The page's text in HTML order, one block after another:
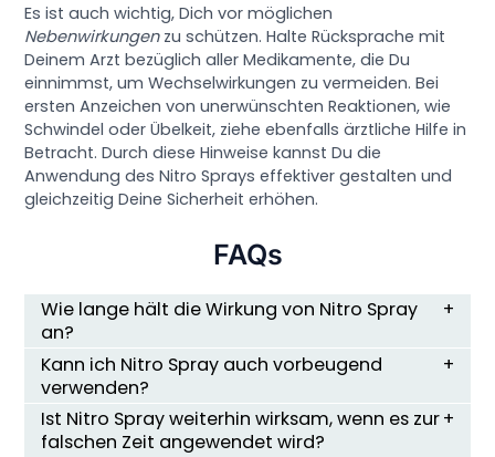
Es ist auch wichtig, Dich vor möglichen
Nebenwirkungenzu schützen. Halte Rücksprache mit
Deinem Arzt bezüglich aller Medikamente, die Du
einnimmst, um Wechselwirkungen zu vermeiden. Bei
ersten Anzeichen von unerwünschten Reaktionen, wie
Schwindel oder Übelkeit, ziehe ebenfalls ärztliche Hilfe in
Betracht. Durch diese Hinweise kannst Du die
Anwendung des Nitro Sprays effektiver gestalten und
gleichzeitig Deine Sicherheit erhöhen.
FAQs
Wie lange hält die Wirkung von Nitro Spray
an?
Kann ich Nitro Spray auch vorbeugend
verwenden?
Ist Nitro Spray weiterhin wirksam, wenn es zur
falschen Zeit angewendet wird?